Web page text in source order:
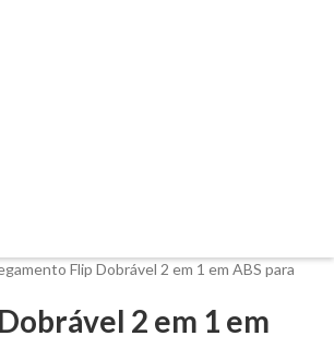
Flip Dobrável 2 em 1 em ABS para
2 em 1 em